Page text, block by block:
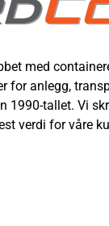
med
for anlegg,
1990-tallet. Vi
verdi for våre